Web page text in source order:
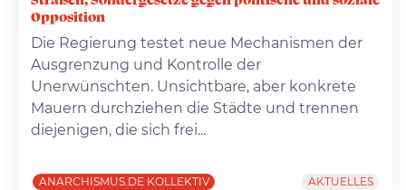
Opposition
Die Regierung testet neue Mechanismen der
Ausgrenzung und Kontrolle der
Unerwünschten. Unsichtbare, aber konkrete
Mauern durchziehen die Städte und trennen
diejenigen, die sich frei...
ANARCHISMUS.DE KOLLEKTIV
AKTUELLES